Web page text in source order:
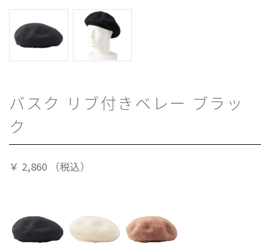
バスク リブ付きベレー ブラッ
ク
￥ 2,860 （税込）